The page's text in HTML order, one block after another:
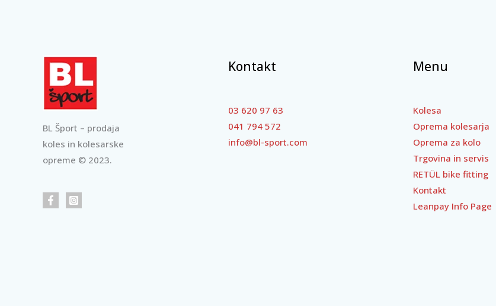
BL Šport – prodaja
koles in kolesarske
opreme © 2023.
Kontakt
03 620 97 63
041 794 572
info@bl-sport.com
Menu
Kolesa
Oprema kolesarja
Oprema za kolo
Trgovina in servis
RETÜL bike fitting
Kontakt
Leanpay Info Page